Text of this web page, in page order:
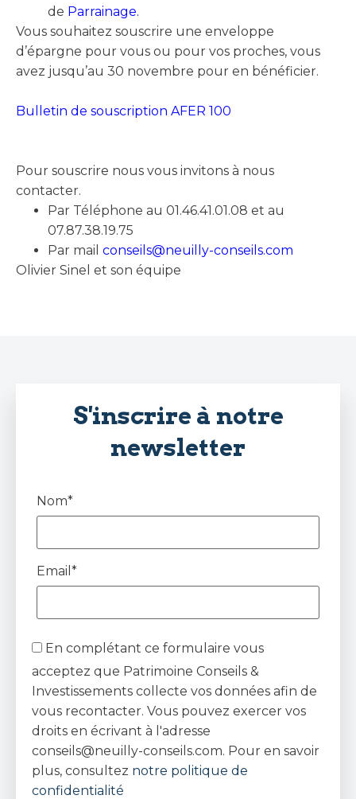
de Parrainage.
Vous souhaitez souscrire une enveloppe
d’épargne pour vous ou pour vos proches, vous
avez jusqu’au 30 novembre pour en bénéficier.
Bulletin de souscription AFER 100
Pour souscrire nous vous invitons à nous
contacter.
Par Téléphone au 01.46.41.01.08 et au
07.87.38.19.75
Par mail conseils@neuilly-conseils.com
Olivier Sinel et son équipe
S'inscrire à notre
newsletter
Nom*
Email*
En complétant ce formulaire vous
acceptez que Patrimoine Conseils &
Investissements collecte vos données afin de
vous recontacter. Vous pouvez exercer vos
droits en écrivant à l'adresse
conseils@neuilly-conseils.com. Pour en savoir
plus, consultez notre politique de
confidentialité